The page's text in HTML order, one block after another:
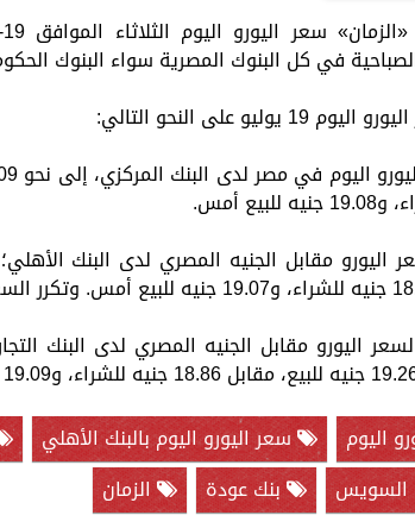
في كل البنوك المصرية سواء البنوك
يوليو على النحو التالي:
أمس.
اليوم
سعر اليورو اليوم بالبنك الأهلي
السويس
بنك عودة الزمان